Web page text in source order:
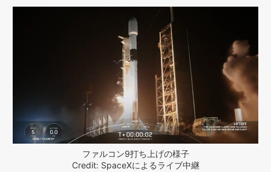
ファルコン9打ち上げの様子
Credit: SpaceXによるライブ中継